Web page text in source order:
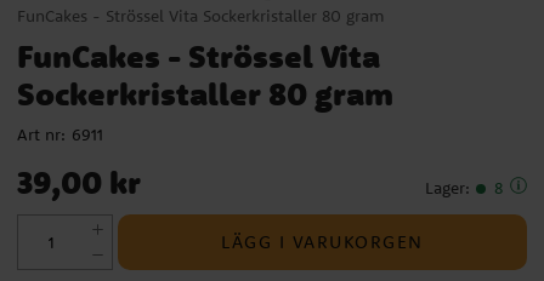
FunCakes - Strössel Vita Sockerkristaller 80 gram
FunCakes - Strössel Vita
Sockerkristaller 80 gram
Art nr: 6911
Pris: 39,00 kr
39,00 kr Lager: 8
LÄGG I VARUKORGEN